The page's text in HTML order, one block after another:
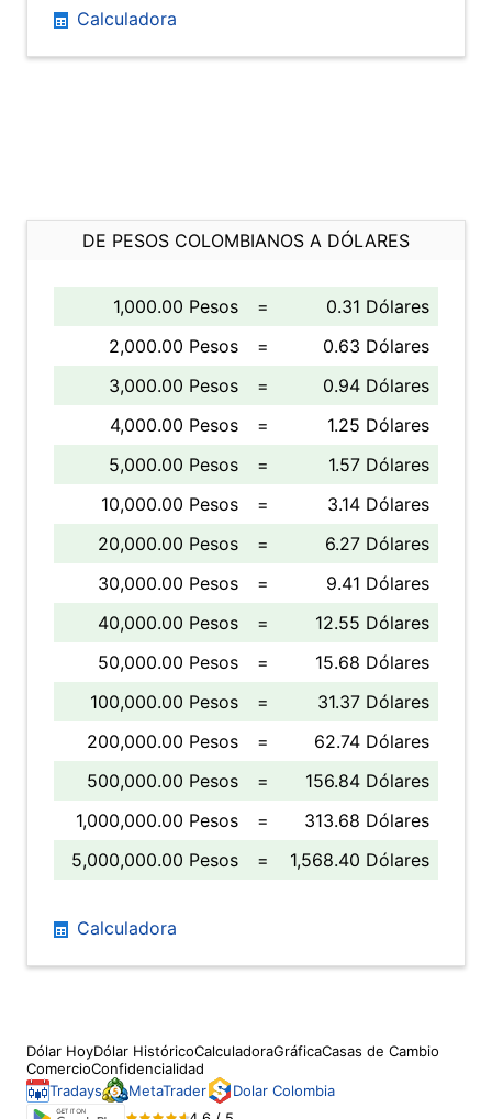
Calculadora
DE PESOS COLOMBIANOS A DÓLARES
1,000.00 Pesos =
0.31 Dólares
2,000.00 Pesos
=
0.63 Dólares
3,000.00 Pesos
=
0.94 Dólares
4,000.00 Pesos
=
1.25 Dólares
5,000.00 Pesos
=
1.57 Dólares
10,000.00 Pesos
=
3.14 Dólares
20,000.00 Pesos
=
6.27 Dólares
30,000.00 Pesos
=
9.41 Dólares
40,000.00 Pesos
=
12.55 Dólares
50,000.00 Pesos
=
15.68 Dólares
100,000.00 Pesos
=
31.37 Dólares
200,000.00 Pesos
=
62.74 Dólares
500,000.00 Pesos
=
156.84 Dólares
1,000,000.00 Pesos
=
313.68 Dólares
5,000,000.00 Pesos
= 1,568.40 Dólares
Calculadora
Dólar HoyDólar HistóricoCalculadoraGráficaCasas de Cambio
ComercioConfidencialidad
Tradays
MetaTrader
Dolar Colombia